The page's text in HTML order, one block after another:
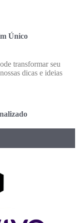
Único
transformar seu
dicas e ideias